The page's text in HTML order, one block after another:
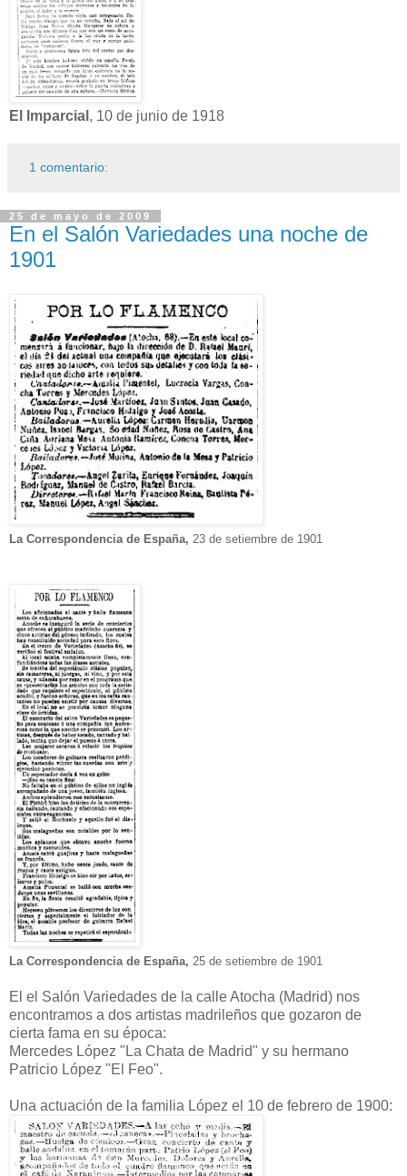
El Imparcial , 10 de junio de 1918
1 comentario:
25 de mayo de 2009
En el Salón Variedades una noche de
1901
La Correspondencia de España, 23 de setiembre de 1901
La Correspondencia de España, 25 de setiembre de 1901
El el Salón Variedades de la calle Atocha (Madrid) nos
encontramos a dos artistas madrileños que gozaron de
cierta fama en su época:
Mercedes López "La Chata de Madrid" y su hermano
Patricio López "El Feo".
Una actuación de la familia López el 10 de febrero de 1900: